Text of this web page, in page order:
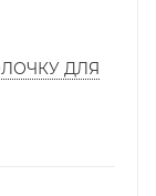
ДЛЯ